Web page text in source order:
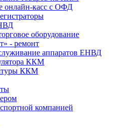
онлайн-касс с ОФД
оборудование
- ремонт
аппаратов ЕНВД
ККМ
ККМ
компанией